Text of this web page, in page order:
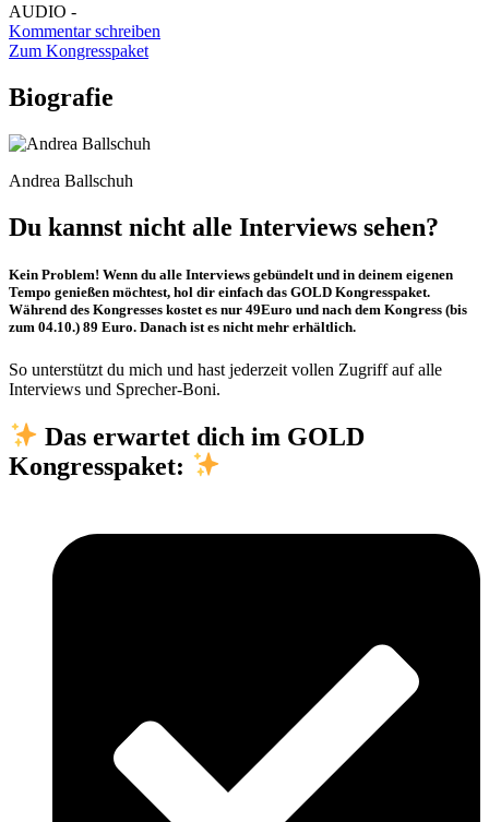
AUDIO -
Kommentar schreiben
Zum Kongresspaket
Biografie
Andrea Ballschuh
Du kannst nicht alle Interviews sehen?
Kein Problem! Wenn du alle Interviews gebündelt und in deinem eigenen
Tempo genießen möchtest, hol dir einfach das GOLD Kongresspaket.
Während des Kongresses kostet es nur 49Euro und nach dem Kongress (bis
zum 04.10.) 89 Euro. Danach ist es nicht mehr erhältlich.
So unterstützt du mich und hast jederzeit vollen Zugriff auf alle
Interviews und Sprecher-Boni.
Das erwartet dich im GOLD
Kongresspaket: